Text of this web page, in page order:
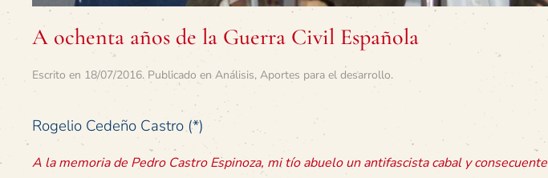
A ochenta años de la Guerra Civil Española
Escrito en 18/07/2016. Publicado en Análisis, Aportes para el desarrollo.
Rogelio Cedeño Castro (*)
A la memoria de Pedro Castro Espinoza, mi tío abuelo un antifascista cabal y consecuente